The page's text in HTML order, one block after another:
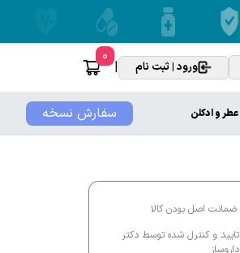
ورود | ثبت نام |
0
سفارش نسخه عطر و ادکلن
ضمانت اصل بودن کالا
تایید و کنترل شده توسط دکتر
داروساز